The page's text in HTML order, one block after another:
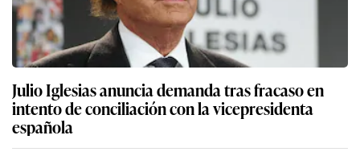
Julio Iglesias anuncia demanda tras fracaso en
intento de conciliación con la vicepresidenta
española